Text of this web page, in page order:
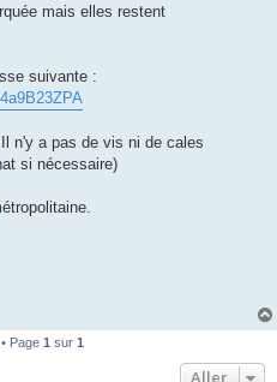
mais elles restent
suivante :
n'y a pas de vis ni de cales
si nécessaire)
Page 1 sur 1
Aller